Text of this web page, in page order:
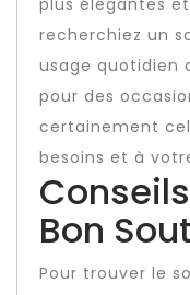
plus élégantes
recherchiez un
usage quotidien
pour des
certainement
besoins et à
Bon
Pour trouver le